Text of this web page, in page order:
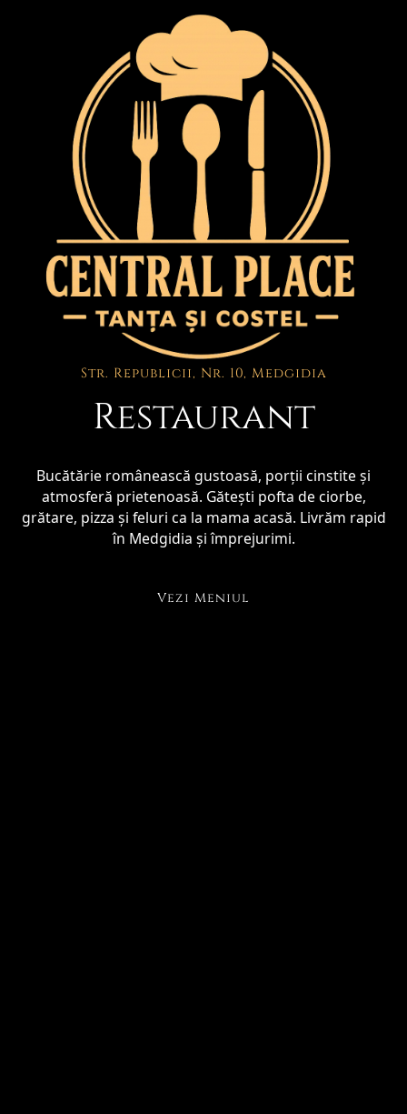
Restaurant
Str. Republicii, Nr. 10, Medgidia
Bucătărie românească gustoasă, porții cinstite și
atmosferă prietenoasă. Gătești pofta de ciorbe,
grătare, pizza și feluri ca la mama acasă. Livrăm rapid
în Medgidia și împrejurimi.
Vezi Meniul